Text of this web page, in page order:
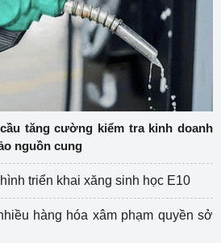
tăng cường kiểm tra kinh doanh
nguồn cung
triển khai xăng sinh học E10
hàng hóa xâm phạm quyền sở